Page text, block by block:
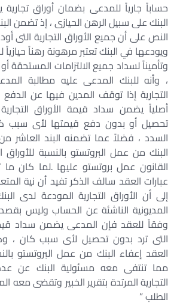
حساباً جارياً للمدعى بضمان أوراق تجارية
البنك على سبيل الرهن الحيازى ، إذ تضمن
النص على أن جميع الأوراق التجارية التى
ويودعها في البنك تعتبر مرهونة رهناً حيازياً
وتأميناً لسداد جميع الالتزامات المستحقة
، وأنه للبنك المدعى عليه مطالبة
التجارية إذا توقف المدين فيها عن
أصلياً يضمن سداد قيمة الأوراق
تحصيل أو بدون دفع قيمتها لأى سبب
السدد ، فضلاً عما تضمنه البند العاشر
البنك من عمل البروتستو بالنسبة للأوراق
القانون عمل بروتستو عليها .لما كان
عبارات العقد سالف الذكر تفيد أن نية
إلى أن الأوراق التجارية المودعة لدى
المديونية الناشئة عن الحساب وليس
وفقاً للعقد فإن المدعى يضمن سداد
التى ترد بدون تحصيل لأى سبب كان
العقد إعفاء البنك من عمل البروتستو
مما تنتفى معه مسئولية البنك عن
التجارية المرتدة بتقرير الخبير وتقضى
الطلب ”